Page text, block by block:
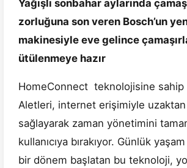
Yağışlı sonbahar aylarında
zorluğuna son veren Bosch’un
makinesiyle eve gelince
ütülenmeye hazır
HomeConnect teknolojisine sahip
Aletleri, internet erişimiyle
sağlayarak zaman yönetimini
kullanıcıya bırakıyor. Günlük
bir dönem başlatan bu teknoloji,